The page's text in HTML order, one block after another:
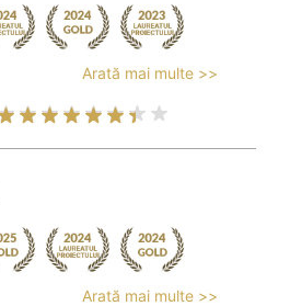
Arată mai multe >>
Arată mai multe >>